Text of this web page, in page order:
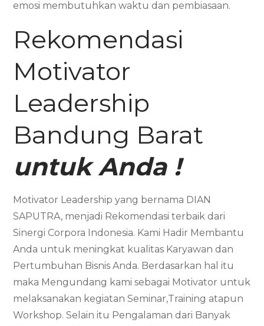
emosi membutuhkan waktu dan pembiasaan.
Rekomendasi
Motivator
Leadership
Bandung Barat
untuk Anda !
Motivator Leadership yang bernama DIAN
SAPUTRA, menjadi Rekomendasi terbaik dari
Sinergi Corpora Indonesia. Kami Hadir Membantu
Anda untuk meningkat kualitas Karyawan dan
Pertumbuhan Bisnis Anda. Berdasarkan hal itu
maka Mengundang kami sebagai Motivator untuk
melaksanakan kegiatan Seminar,Training atapun
Workshop. Selain itu Pengalaman dari Banyak